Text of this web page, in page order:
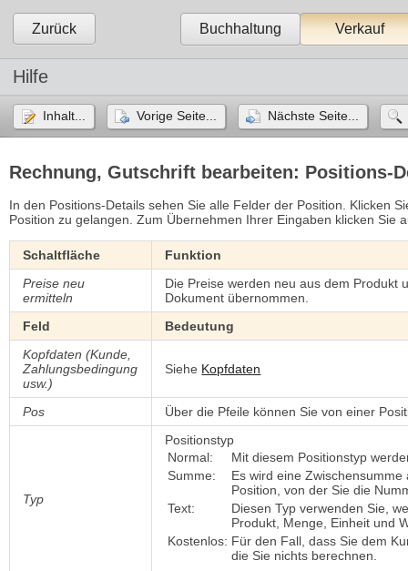
Zurück Buchhaltung Verkauf
Hilfe
Inhalt... Vorige Seite... Nächste Seite...
Rechnung, Gutschrift bearbeiten: Positions-
In den Positions-Details sehen Sie alle Felder der Position. Klicken
Position zu gelangen. Zum Übernehmen Ihrer Eingaben klicken Sie
Schaltfläche
Funktion
Preise neu
ermitteln
Die Preise werden neu aus dem Produkt
Dokument übernommen.
Feld
Bedeutung
Kopfdaten (Kunde,
Zahlungsbedingung
usw.)
Siehe Kopfdaten
Pos Über die Pfeile können Sie von einer
Typ
Positionstyp
Normal:
Mit diesem Positionstyp
Summe:
Es wird eine
Position, von der Sie die
Text:
Diesen Typ verwenden Sie,
Produkt, Menge, Einheit und
Kostenlos: Für den Fall, dass Sie dem
die Sie nichts berechnen.